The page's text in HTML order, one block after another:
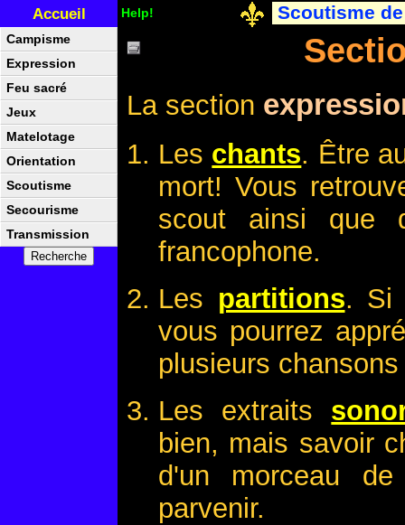
Accueil Help! Scoutisme
La section
Les chants. Être
mort! Vous
scout ainsi que
francophone.
Les partitions. Si
vous pourrez
plusieurs
Les extraits
bien, mais savoir
d'un morceau
parvenir.
Campisme
Expression
Feu sacré
Jeux
Matelotage
Orientation
Scoutisme
Secourisme
Transmission